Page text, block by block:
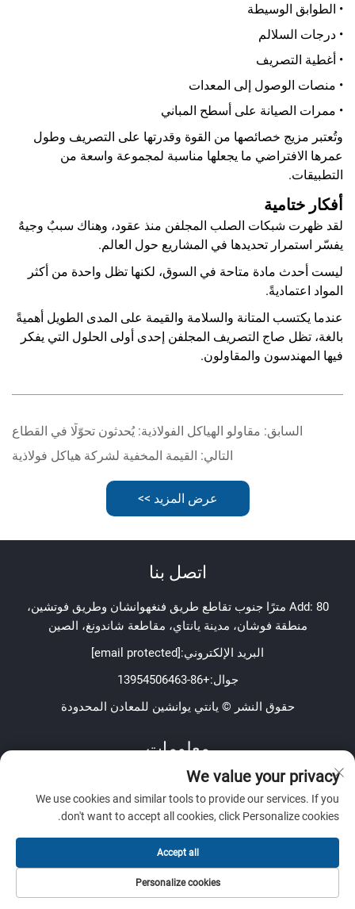
• الطوابق الوسيطة
• درجات السلالم
• أغطية التصريف
• منصات الوصول إلى المعدات
• ممرات الصيانة على أسطح المباني
وتُعتبر مزيج خصائصها من القوة وقدرتها على التصريف وطول
عمرها الافتراضي ما يجعلها مناسبة لمجموعة واسعة من
التطبيقات.
أفكار ختامية
لقد ظهرت شبكات الصلب المجلفن منذ عقود، وهناك سببٌ وجيهٌ
يفسّر استمرار تحديدها في المشاريع حول العالم.
ليست أحدث مادة متاحة في السوق، لكنها تظل واحدة من أكثر
المواد اعتماديةً.
عندما يكتسب المتانة والسلامة والقيمة على المدى الطويل أهميةً
بالغة، تظل صاج التصريف المجلفن إحدى أولى الحلول التي يفكر
فيها المهندسون والمقاولون.
السابق: مقاولو الهياكل الفولاذية: يُحدثون تحوّلًا في القطاع
التالي: القيمة المخفية لشركة هياكل فولاذية
عرض المزيد >>
اتصل بنا
Add: 80 مترًا جنوب تقاطع طريق فنغهوانشان وطريق فوتشين،
منطقة فوشان، مدينة يانتاي، مقاطعة شاندونغ، الصين
البريد الإلكتروني:[email protected]
جوال:+86-13954506463
حقوق النشر © يانتي يوانشين للمعادن المحدودة
معلومات
اشترك لتلقي نشرتنا الإخبارية الأسبوعية
إرسال
We value your privacy
We use cookies and similar tools to provide our services. If you
don't want to accept all cookies, click Personalize cookies.
Personalize cookies
Accept all